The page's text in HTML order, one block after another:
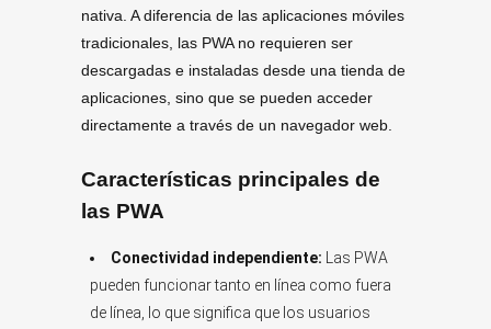
nativa. A diferencia de las aplicaciones móviles
tradicionales, las PWA no requieren ser
descargadas e instaladas desde una tienda de
aplicaciones, sino que se pueden acceder
directamente a través de un navegador web.
Características principales de
las PWA
Conectividad independiente: Las PWA
pueden funcionar tanto en línea como fuera
de línea, lo que significa que los usuarios